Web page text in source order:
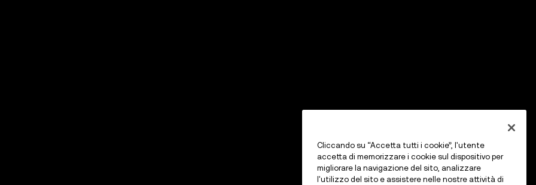
Cliccando su “Accetta tutti i cookie”, l'utente
accetta di memorizzare i cookie sul dispositivo per
migliorare la navigazione del sito, analizzare
l'utilizzo del sito e assistere nelle nostre attività di